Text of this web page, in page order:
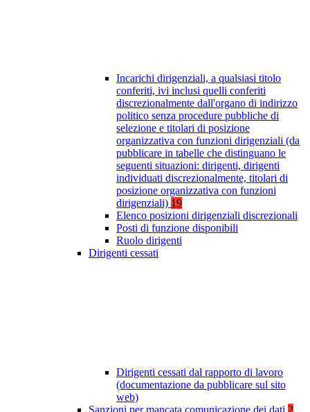
Incarichi dirigenziali, a qualsiasi titolo
conferiti, ivi inclusi quelli conferiti
discrezionalmente dall'organo di indirizzo
politico senza procedure pubbliche di
selezione e titolari di posizione
organizzativa con funzioni dirigenziali (da
pubblicare in tabelle che distinguano le
seguenti situazioni: dirigenti, dirigenti
individuati discrezionalmente, titolari di
posizione organizzativa con funzioni
dirigenziali) 19
Elenco posizioni dirigenziali discrezionali
Posti di funzione disponibili
Ruolo dirigenti
Dirigenti cessati
Dirigenti cessati dal rapporto di lavoro
(documentazione da pubblicare sul sito
web)